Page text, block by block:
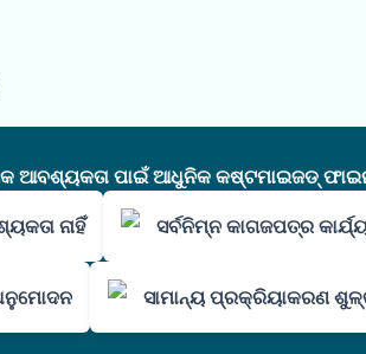
ପାଇଁ ଆଧୁନିକ କଷ୍ଟମାଇଜଡ୍
ନାହିଁ ସର୍ବନିମ୍ନ କାଗଜପତ୍ର
ସାମାନ୍ୟ ପ୍ରକ୍ରିୟାକରଣ